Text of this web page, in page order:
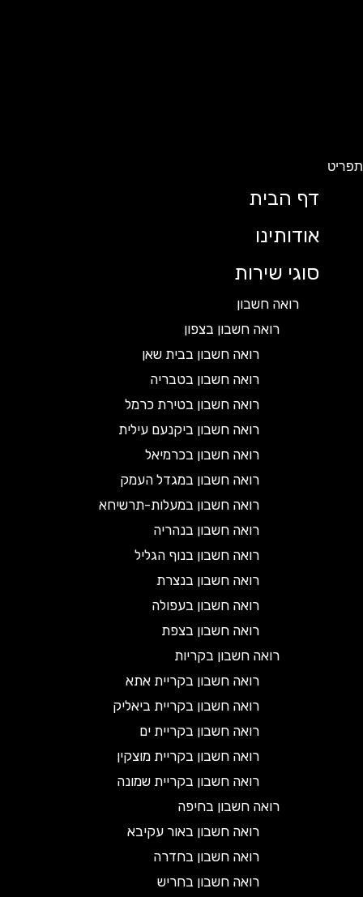
דף הבית
אודותינו
סוגי שירות
רואה חשבון
רואה חשבון בצפון
רואה חשבון בבית שאן
רואה חשבון בטבריה
רואה חשבון בטירת כרמל
רואה חשבון ביקנעם עילית
רואה חשבון בכרמיאל
רואה חשבון במגדל העמק
רואה חשבון במעלות-תרשיחא
רואה חשבון בנהריה
רואה חשבון בנוף הגליל
רואה חשבון בנצרת
רואה חשבון בעפולה
רואה חשבון בצפת
רואה חשבון בקריות
רואה חשבון בקריית אתא
רואה חשבון בקריית ביאליק
רואה חשבון בקריית ים
רואה חשבון בקריית מוצקין
רואה חשבון בקריית שמונה
רואה חשבון בחיפה
רואה חשבון באור עקיבא
רואה חשבון בחדרה
רואה חשבון בחריש